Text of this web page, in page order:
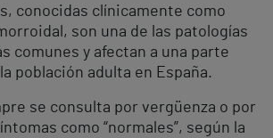
conocidas clínicamente como
son una de las patologías
comunes y afectan a una parte
población adulta en España.
se consulta por vergüenza o por
como “normales”, según la